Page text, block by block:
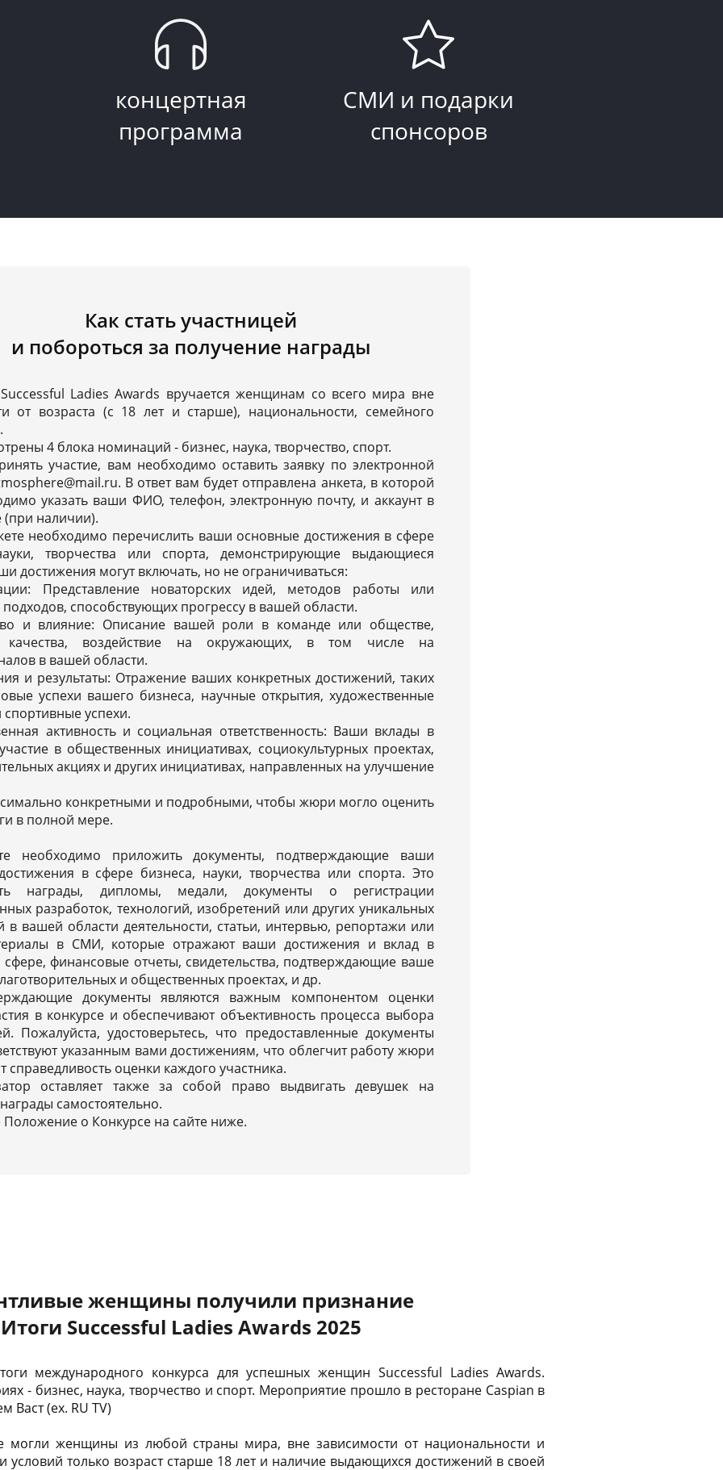
концертная
программа
СМИ и подарки
спонсоров
Как стать участницей
и побороться за получение награды
Ladies Awards вручается женщинам со всего мира вне
от возраста (c 18 лет и старше), национальности, семейного
4 блока номинаций - бизнес, наука, творчество, спорт.
участие, вам необходимо оставить заявку по электронной
В ответ вам будет отправлена анкета, в которой
указать ваши ФИО, телефон, электронную почту, и аккаунт в
(при наличии).
необходимо перечислить ваши основные достижения в сфере
творчества или спорта, демонстрирующие выдающиеся
достижения могут включать, но не ограничиваться:
Представление новаторских идей, методов работы или
подходов, способствующих прогрессу в вашей области.
и влияние: Описание вашей роли в команде или обществе,
качества, воздействие на окружающих, в том числе на
в вашей области.
и результаты: Отражение ваших конкретных достижений, таких
успехи вашего бизнеса, научные открытия, художественные
успехи.
активность и социальная ответственность: Ваши вклады в
в общественных инициативах, социокультурных проектах,
акциях и других инициативах, направленных на улучшение
конкретными и подробными, чтобы жюри могло оценить
в полной мере.
необходимо приложить документы, подтверждающие ваши
в сфере бизнеса, науки, творчества или спорта. Это
награды, дипломы, медали, документы о регистрации
разработок, технологий, изобретений или других уникальных
в вашей области деятельности, статьи, интервью, репортажи или
в СМИ, которые отражают ваши достижения и вклад в
финансовые отчеты, свидетельства, подтверждающие ваше
и общественных проектах, и др.
документы являются важным компонентом оценки
в конкурсе и обеспечивают объективность процесса выбора
Пожалуйста, удостоверьтесь, что предоставленные документы
указанным вами достижениям, что облегчит работу жюри
справедливость оценки каждого участника.
оставляет также за собой право выдвигать девушек на
самостоятельно.
о Конкурсе на сайте ниже.
женщины получили признание
Итоги Successful Ladies Awards 2025
международного конкурса для успешных женщин Successful Ladies Awards.
- бизнес, наука, творчество и спорт. Мероприятие прошло в ресторане Caspian в
Васт (ex. RU TV)
могли женщины из любой страны мира, вне зависимости от национальности и
только возраст старше 18 лет и наличие выдающихся достижений в своей